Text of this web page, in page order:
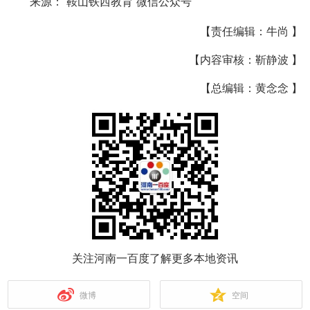
【责任编辑：牛尚 】
【内容审核：靳静波 】
【总编辑：黄念念 】
关注河南一百度了解更多本地资讯
微博 空间